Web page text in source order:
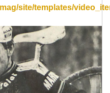
site/templates/